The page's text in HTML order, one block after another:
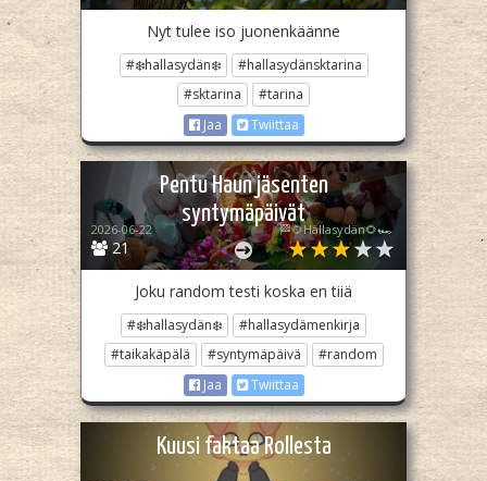
Nyt tulee iso juonenkäänne
#❄️hallasydän❄️
#hallasydänsktarina
#sktarina
#tarina
Jaa
Twiittaa
Pentu Haun jäsenten
syntymäpäivät
21
2026-06-22 🏁🌻Hallasydän🌻🏎️
Joku random testi koska en tiiä
#❄️hallasydän❄️
#hallasydämenkirja
#taikakäpälä
#syntymäpäivä
#random
Jaa
Twiittaa
Kuusi faktaa Rollesta